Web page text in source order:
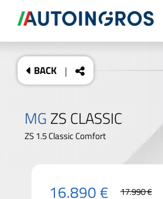
BACK |
MG ZS CLASSIC
ZS 1.5 Classic Comfort
16.890 € 17.990 €